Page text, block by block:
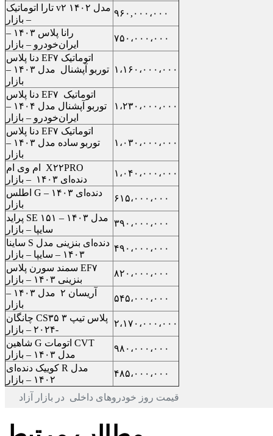
قیمت روز خودروهای داخلی در بازار آزاد
تارا اتوماتیک v۲ مدل ۱۴۰۲
– بازار
۹۶۰,۰۰۰،۰۰۰
رانا پلاس ۱۴۰۳ –
ایران‌خودرو – بازار
۷۵۰،۰۰۰،۰۰۰
دنا پلاس EF۷ اتوماتیک
توربو آپشنال مدل ۱۴۰۳ –
بازار
۱،۱۶۰،۰۰۰،۰۰۰
دنا پلاس EF۷ اتوماتیک
توربو آپشنال مدل ۱۴۰۴ –
ایران‌خودرو – بازار
۱،۲۳۰،۰۰۰،۰۰۰
دنا پلاس EF۷ اتوماتیک
توربو ساده مدل ۱۴۰۳ –
بازار
۱،۰۳۰،۰۰۰،۰۰۰
ام وی ام X۲۲PRO
دنده‌ای ۱۴۰۳ – بازار
۱،۰۴۰،۰۰۰،۰۰۰
اطلس G دنده‌ای ۱۴۰۳ –
بازار
۶۱۵،۰۰۰،۰۰۰
پراید SE ۱۵۱ مدل ۱۴۰۳ –
سایپا – بازار
۳۹۰،۰۰۰،۰۰۰
ساینا S دنده‌ای بنزینی مدل
۱۴۰۳ – سایپا – بازار
۴۹۰،۰۰۰،۰۰۰
سمند سورن پلاس EF۷
بنزینی ۱۴۰۳ – بازار
۸۲۰،۰۰۰،۰۰۰
آریسان ۲ مدل ۱۴۰۳ –
بازار
۵۴۵،۰۰۰،۰۰۰
چانگان CS۳۵ پلاس تیپ ۳
-۲۰۲۴ – بازار
۲،۱۷۰،۰۰۰،۰۰۰
شاهین G اتومات CVT
مدل ۱۴۰۳ – بازار
۹۸۰،۰۰۰،۰۰۰
کوییک دنده‌ای R مدل
۱۴۰۲ – بازار
۴۸۵،۰۰۰،۰۰۰